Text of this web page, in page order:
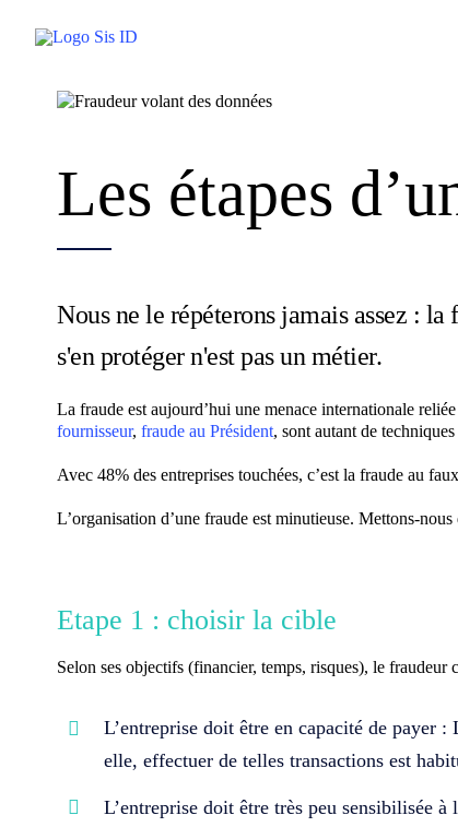
contenu
Les étapes
Nous ne le répéterons jamais assez : la
s'en protéger n'est pas un métier.
La fraude est aujourd’hui une menace internationale
fournisseur, fraude au Président, sont autant de
Avec 48% des entreprises touchées, c’est la fraude au
L’organisation d’une fraude est minutieuse. Mettons-
Etape 1 : choisir la cible
Selon ses objectifs (financier, temps, risques), le fraudeur
L’entreprise doit être en capacité de payer :
elle,effectuer de telles transactions est
L’entreprise doit être très peu sensibilisée à